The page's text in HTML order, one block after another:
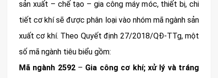
sản xuất – chế tạo – gia công máy móc, thiết bị, chi
tiết cơ khí sẽ được phân loại vào nhóm mã ngành sản
xuất cơ khí. Theo Quyết định 27/2018/QĐ-TTg, một
số mã ngành tiêu biểu gồm:
Mã ngành 2592– Gia công cơ khí; xử lý và tráng